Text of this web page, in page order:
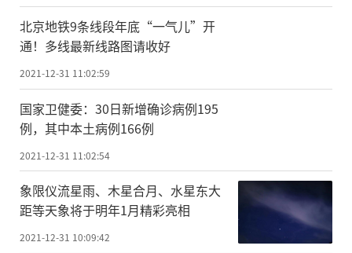
北京地铁9条线段年底“一气儿”开
通！多线最新线路图请收好
2021-12-31 11:02:59
国家卫健委：30日新增确诊病例195
例，其中本土病例166例
2021-12-31 11:02:54
象限仪流星雨、木星合月、水星东大
距等天象将于明年1月精彩亮相
2021-12-31 10:09:42